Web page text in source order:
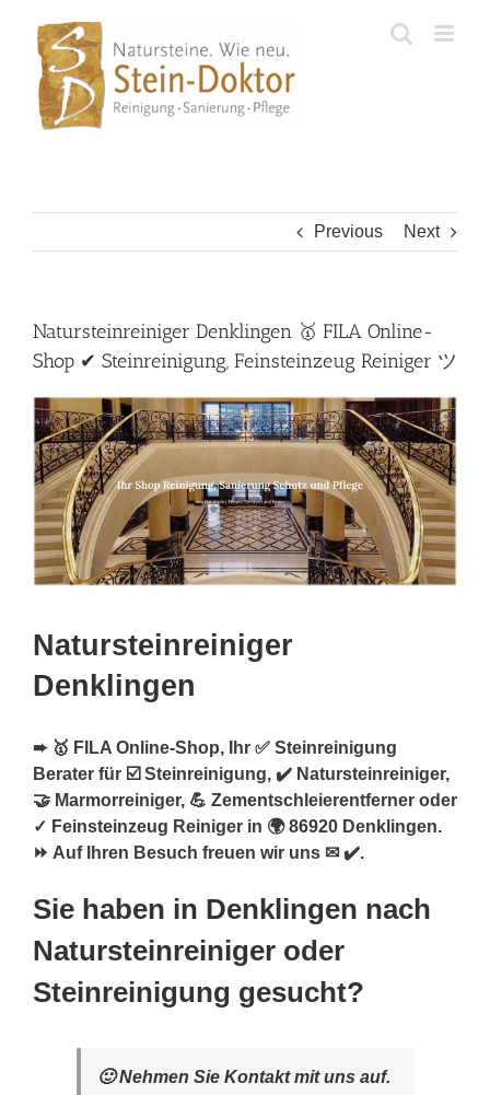
content
Previous Next
Natursteinreiniger Denklingen 🥇 FILA Online-
Shop ✔ Steinreinigung, Feinsteinzeug Reiniger ツ
Natursteinreiniger
Denklingen
➨ 🥇 FILA Online-Shop, Ihr ✅ Steinreinigung
Berater für ☑️ Steinreinigung, ✔️ Natursteinreiniger,
🤝 Marmorreiniger, 💪 Zementschleierentferner oder
✓ Feinsteinzeug Reiniger in 🌍 86920 Denklingen.
⏩ Auf Ihren Besuch freuen wir uns ✉ ✔️.
Sie haben in Denklingen nach
Natursteinreiniger oder
Steinreinigung gesucht?
🙂 Nehmen Sie Kontakt mit uns auf.